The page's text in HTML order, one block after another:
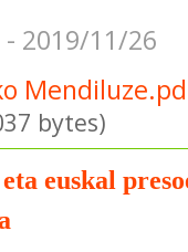
- 2019/11/26
bytes)
euskal